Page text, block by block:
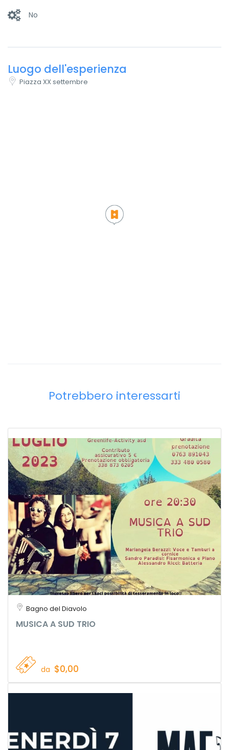
No
Luogo dell'esperienza
Piazza XX settembre
Potrebbero interessarti
Bagno del Diavolo
MUSICA A SUD TRIO
da $0,00